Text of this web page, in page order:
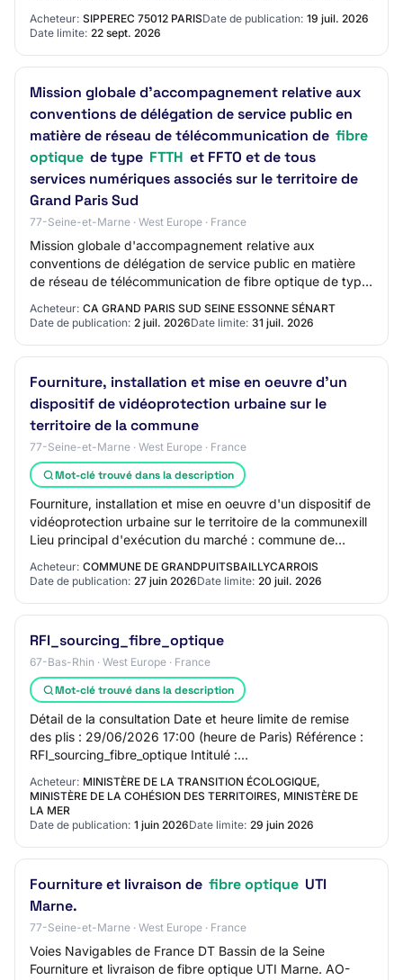
Acheteur: SIPPEREC 75012 PARISDate de publication: 19 juil. 2026
Date limite: 22 sept. 2026
Mission globale d'accompagnement relative aux
conventions de délégation de service public en
matière de réseau de télécommunication de fibre
optique de type FTTH et FFTO et de tous
services numériques associés sur le territoire de
Grand Paris Sud
77-Seine-et-Marne · West Europe · France
Mission globale d'accompagnement relative aux
conventions de délégation de service public en matière
de réseau de télécommunication de fibre optique de type
FTTH et FFTO et de tous services numérique…
Acheteur: CA GRAND PARIS SUD SEINE ESSONNE SÉNART
Date de publication: 2 juil. 2026Date limite: 31 juil. 2026
Fourniture, installation et mise en oeuvre d'un
dispositif de vidéoprotection urbaine sur le
territoire de la commune
77-Seine-et-Marne · West Europe · France
Mot-clé trouvé dans la description
Fourniture, installation et mise en oeuvre d'un dispositif de
vidéoprotection urbaine sur le territoire de la communexill
Lieu principal d'exécution du marché : commune de
Acheteur: COMMUNE DE GRANDPUITSBAILLYCARROIS
Date de publication: 27 juin 2026Date limite: 20 juil. 2026
RFI_sourcing_fibre_optique
67-Bas-Rhin · West Europe · France
Mot-clé trouvé dans la description
Détail de la consultation Date et heure limite de remise
des plis : 29/06/2026 17:00 (heure de Paris) Référence :
RFI_sourcing_fibre_optique Intitulé :
RFI_sourcing_fibre_optique Objet : Dans la pers…
Acheteur: MINISTÈRE DE LA TRANSITION ÉCOLOGIQUE,
MINISTÈRE DE LA COHÉSION DES TERRITOIRES, MINISTÈRE DE
LA MER
Date de publication: 1 juin 2026Date limite: 29 juin 2026
Fourniture et livraison de fibre optique UTI
Marne.
77-Seine-et-Marne · West Europe · France
Voies Navigables de France DT Bassin de la Seine
Fourniture et livraison de fibre optique UTI Marne. AO-